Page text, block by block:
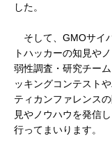
した。
そして、GMOサイ
トハッカーの知見や
弱性調査・研究チー
ッキングコンテスト
ティカンファレンス
見やノウハウを発信
行ってまいります。